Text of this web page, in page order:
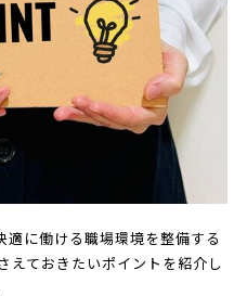
に働ける職場環境を整備する
えておきたいポイントを紹介し